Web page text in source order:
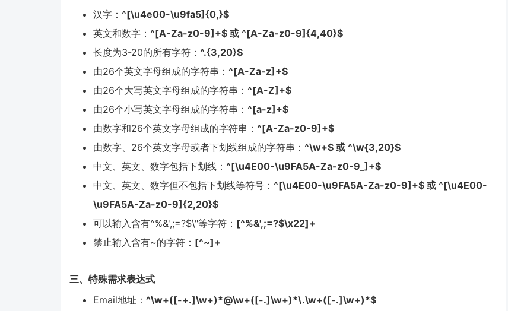
汉字： ^[\u4e00-\u9fa5]{0,}$
英文和数字： ^[A-Za-z0-9]+$ 或 ^[A-Za-z0-9]{4,40}$
长度为3-20的所有字符： ^.{3,20}$
由26个英文字母组成的字符串： ^[A-Za-z]+$
由26个大写英文字母组成的字符串： ^[A-Z]+$
由26个小写英文字母组成的字符串： ^[a-z]+$
由数字和26个英文字母组成的字符串： ^[A-Za-z0-9]+$
由数字、26个英文字母或者下划线组成的字符串： ^\w+$ 或 ^\w{3,20}$
中文、英文、数字包括下划线： ^[\u4E00-\u9FA5A-Za-z0-9_]+$
中文、英文、数字但不包括下划线等符号： ^[\u4E00-\u9FA5A-Za-z0-9]+$ 或 ^[\u4E00-
\u9FA5A-Za-z0-9]{2,20}$
可以输入含有^%&',;=?$\"等字符： [^%&',;=?$\x22]+
禁止输入含有~的字符： [^~]+
三、特殊需求表达式
Email地址： ^\w+([-+.]\w+)*@\w+([-.]\w+)*\.\w+([-.]\w+)*$